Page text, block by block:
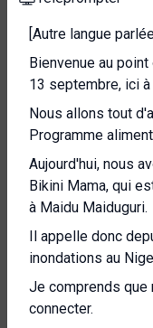
[Autre langue
Bienvenue au
13 septembre, ici à
Nous allons tout
Programme
Aujourd'hui, nous
Bikini Mama, qui
à Maidu Maiduguri.
Il appelle donc
inondations au
Je comprends que
connecter.